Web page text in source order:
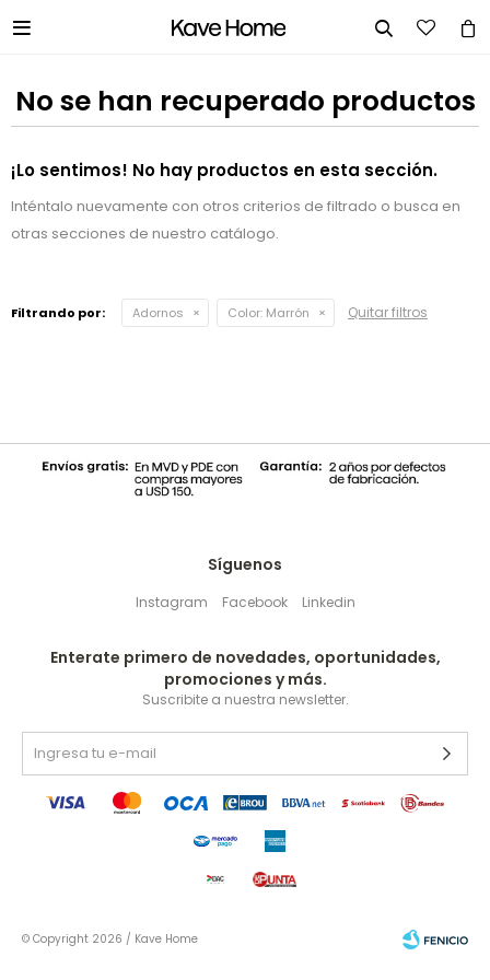
 
No se han recuperado productos
¡Lo sentimos! No hay productos en esta sección.
Inténtalo nuevamente con otros criterios de filtrado o busca en
otras secciones de nuestro catálogo.
Filtrando por: Adornos Color: Marrón Quitar filtros
Síguenos
Instagram Facebook Linkedin
Enterate primero de novedades, oportunidades,
promociones y más.
Suscribite a nuestra newsletter.
© Copyright 2026 / Kave Home